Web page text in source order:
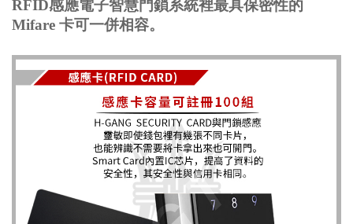
RFID感應電子智慧門鎖系統裡最具保密性的
Mifare 卡可一併相容。